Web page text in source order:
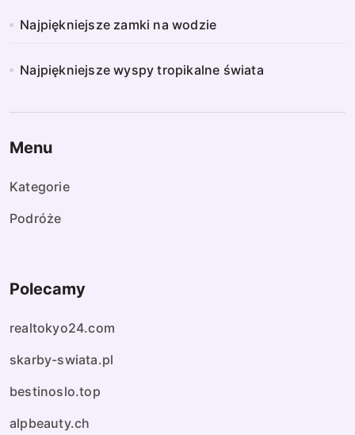
Najpiękniejsze zamki na wodzie
Najpiękniejsze wyspy tropikalne świata
Menu
Kategorie
Podróże
Polecamy
realtokyo24.com
skarby-swiata.pl
bestinoslo.top
alpbeauty.ch